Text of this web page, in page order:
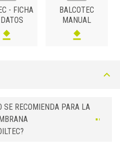
FOILTEC /15 /10
- FICHA
BALCOTEC
MANUAL
SE RECOMIENDA PARA LA